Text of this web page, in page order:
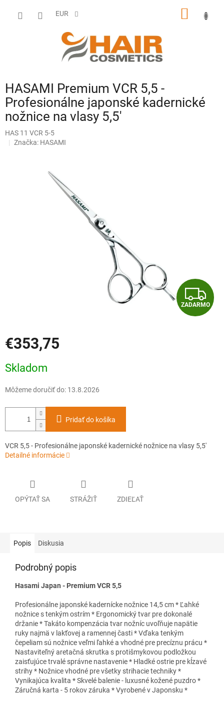
EUR
HASAMI Premium VCR 5,5 -
Profesionálne japonské kadernické
nožnice na vlasy 5,5'
HAS 11 VCR 5-5
Značka: HASAMI
Z
A
ZADARMO
€353,75
cena:
Skladom
Môžeme doručiť do: 13.8.2026
Pridať do košíka
VCR 5,5 - Profesionálne japonské kadernické nožnice na vlasy 5,5'
Detailné informácie
OPÝTAŤ SA STRÁŽIŤ ZDIEĽAŤ
Popis Diskusia
Podrobný popis
Hasami Japan - Premium VCR 5,5
Profesionálne japonské kadernícke nožnice 14,5 cm * Ľahké
nožnice s tenkým ostrím * Ergonomický tvar pre dokonalé
držanie * Takáto kompenzácia tvar nožníc uvoľňuje napätie
ruky najmä v lakťovej a ramennej časti * Vďaka tenkým
čepeliam sú nožnice veľmi ľahké a vhodné pre precíznu prácu *
Nastaviteľný aretačná skrutka s protišmykovou podložkou
zaisťujúce trvalé správne nastavenie * Hladké ostrie pre kĺzavé
strihy * Nožnice vhodné pre všetky strihacie techniky *
Vynikajúca kvalita * Skvelé balenie - luxusné kožené puzdro *
Záručná karta - 5 rokov záruka * Vyrobené v Japonsku *